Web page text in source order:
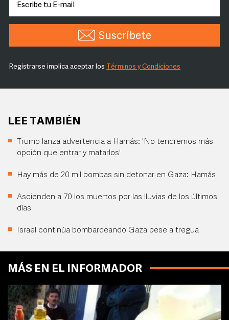
Suscríbete
Registrarse implica aceptar los Términos y Condiciones
LEE TAMBIÉN
Trump lanza advertencia a Hamás: 'No tendremos más
opción que entrar y matarlos'
Hay más de 20 mil bombas sin detonar en Gaza: Hamás
Ascienden a 70 los muertos por las lluvias de los últimos
días
Israel continúa bombardeando Gaza pese a tregua
MÁS EN EL INFORMADOR